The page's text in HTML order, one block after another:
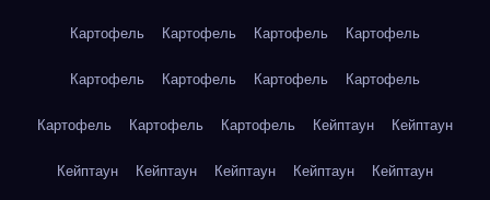
Картофель Картофель Картофель Картофель
Картофель Картофель Картофель Картофель
Картофель Картофель Картофель Кейптаун Кейптаун
Кейптаун Кейптаун Кейптаун Кейптаун Кейптаун